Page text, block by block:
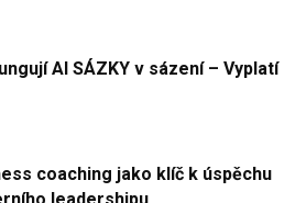
AI SÁZKY v sázení – Vyplatí
coaching jako klíč k úspěchu
leadershipu